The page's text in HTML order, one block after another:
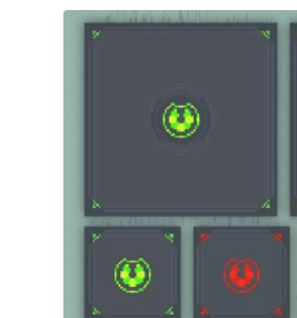
현재 슬라이드: 1 / 8